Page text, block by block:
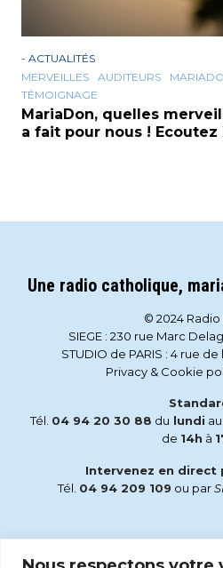
- ACTUALITÉS
MERVEILLES
AUDITEURS
TÉMOIGNAGE
MariaDon, quelles
a fait pour nous !
Une radio catholique,
© 2024 Radio
SIEGE : 230 rue Marc
STUDIO de PARIS : 4 rue
Privacy & Cookie
Tél. 04 94 20 30 88 du lundi au
de 14h à
Intervenez en direct
Tél. 04 94 209 109 ou par